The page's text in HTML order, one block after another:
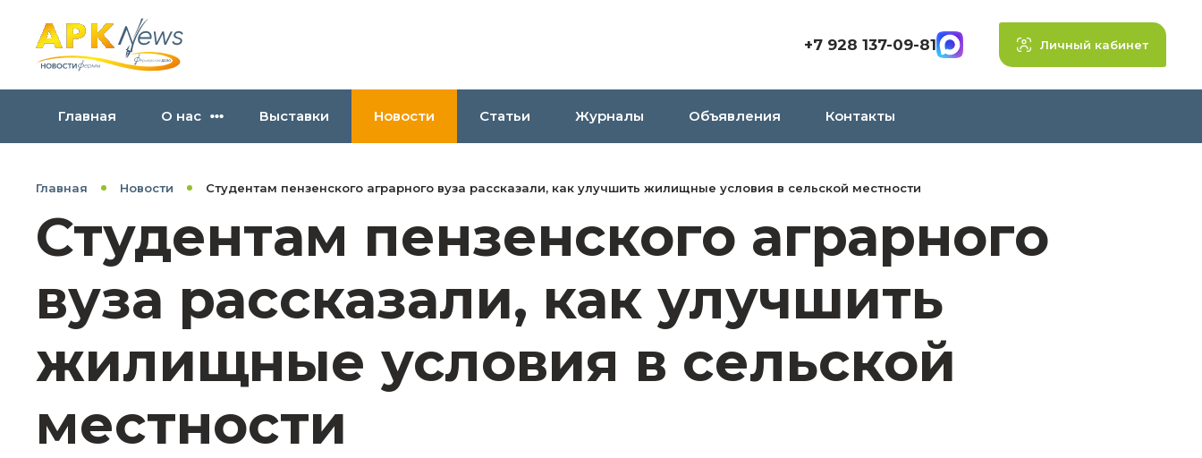
+7 928 137-09-81 Личный кабинет
Главная О нас Выставки Новости Статьи Журналы Объявления Контакты
Главная Новости Студентам пензенского аграрного вуза рассказали, как улучшить жилищные условия в сельской местности
Студентам пензенского аграрного
вуза рассказали, как улучшить
жилищные условия в сельской
местности